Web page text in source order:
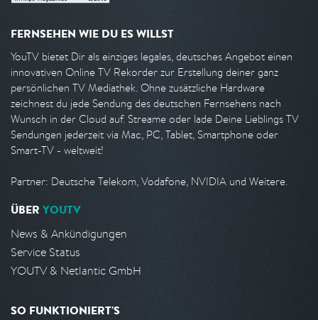
FERNSEHEN WIE DU ES WILLST
YouTV bietet Dir als einziges legales, deutsches Angebot einen
innovativen Online TV Rekorder zur Erstellung deiner ganz
persönlichen TV Mediathek. Ohne zusätzliche Hardware
zeichnest du jede Sendung des deutschen Fernsehens nach
Wunsch in der Cloud auf. Streame oder lade Deine Lieblings TV
Sendungen jederzeit via Mac, PC, Tablet, Smartphone oder
Smart-TV - weltweit!
Partner: Deutsche Telekom, Vodafone, NVIDIA und Weitere.
ÜBER YOUTV
News & Ankündigungen
Service Status
YOUTV & Netlantic GmbH
SO FUNKTIONIERT'S